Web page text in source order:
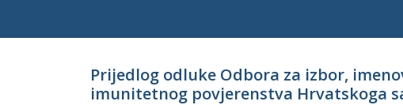
Prijedlog odluke Odbora za izbor,
imunitetnog povjerenstva Hrvatskoga